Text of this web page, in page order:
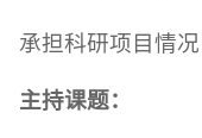
承担科研项目情况
主持课题：